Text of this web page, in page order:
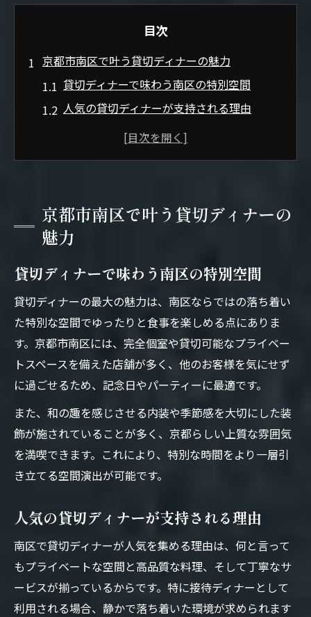
目次
京都市南区で叶う貸切ディナーの魅力
貸切ディナーで味わう南区の特別空間
人気の貸切ディナーが支持される理由
特別な接待ディナーに選ばれる理由
南区で接待ディナーが人気の秘密
貸切ディナーで叶うプライベート接待空間
接待ディナーの満足度を高める工夫
貸切ディナー体験で味わう上質空間
貸切ディナーならではの上質な空間演出
接待ディナーで体験する贅沢なひととき
人気の貸切ディナーが生み出す特別感
南区で過ごす上質な貸切ディナー体験談
貸切ディナーでこだわる空間作りのコツ
プライベートな宴席を演出する方法
貸切ディナーで叶うプライベート宴席
接待ディナーに最適な演出のポイント
人気貸切ディナーで楽しむ宴会の工夫
宴席のプライベート感を高める方法
接待ディナーなら個室空間が最適
貸切ディナーで個室空間が人気な理由
接待ディナーで個室を選ぶメリット
京都市南区で叶う貸切ディナーの
魅力
貸切ディナーで味わう南区の特別空間
貸切ディナーの最大の魅力は、南区ならではの落ち着い
た特別な空間でゆったりと食事を楽しめる点にありま
す。京都市南区には、完全個室や貸切可能なプライベー
トスペースを備えた店舗が多く、他のお客様を気にせず
に過ごせるため、記念日やパーティーに最適です。
また、和の趣を感じさせる内装や季節感を大切にした装
飾が施されていることが多く、京都らしい上質な雰囲気
を満喫できます。これにより、特別な時間をより一層引
き立てる空間演出が可能です。
人気の貸切ディナーが支持される理由
南区で貸切ディナーが人気を集める理由は、何と言って
もプライベートな空間と高品質な料理、そして丁寧なサ
ービスが揃っているからです。特に接待ディナーとして
利用される場合、静かで落ち着いた環境が求められます